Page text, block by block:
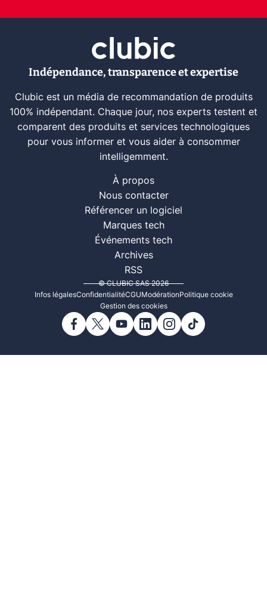
Indépendance, transparence et expertise
Clubic est un média de recommandation de produits
100% indépendant. Chaque jour, nos experts testent et
comparent des produits et services technologiques
pour vous informer et vous aider à consommer
intelligemment.
À propos
Nous contacter
Référencer un logiciel
Marques tech
Événements tech
Archives
RSS
© CLUBIC SAS 2026
Infos légalesConfidentialitéCGUModérationPolitique cookie
Gestion des cookies